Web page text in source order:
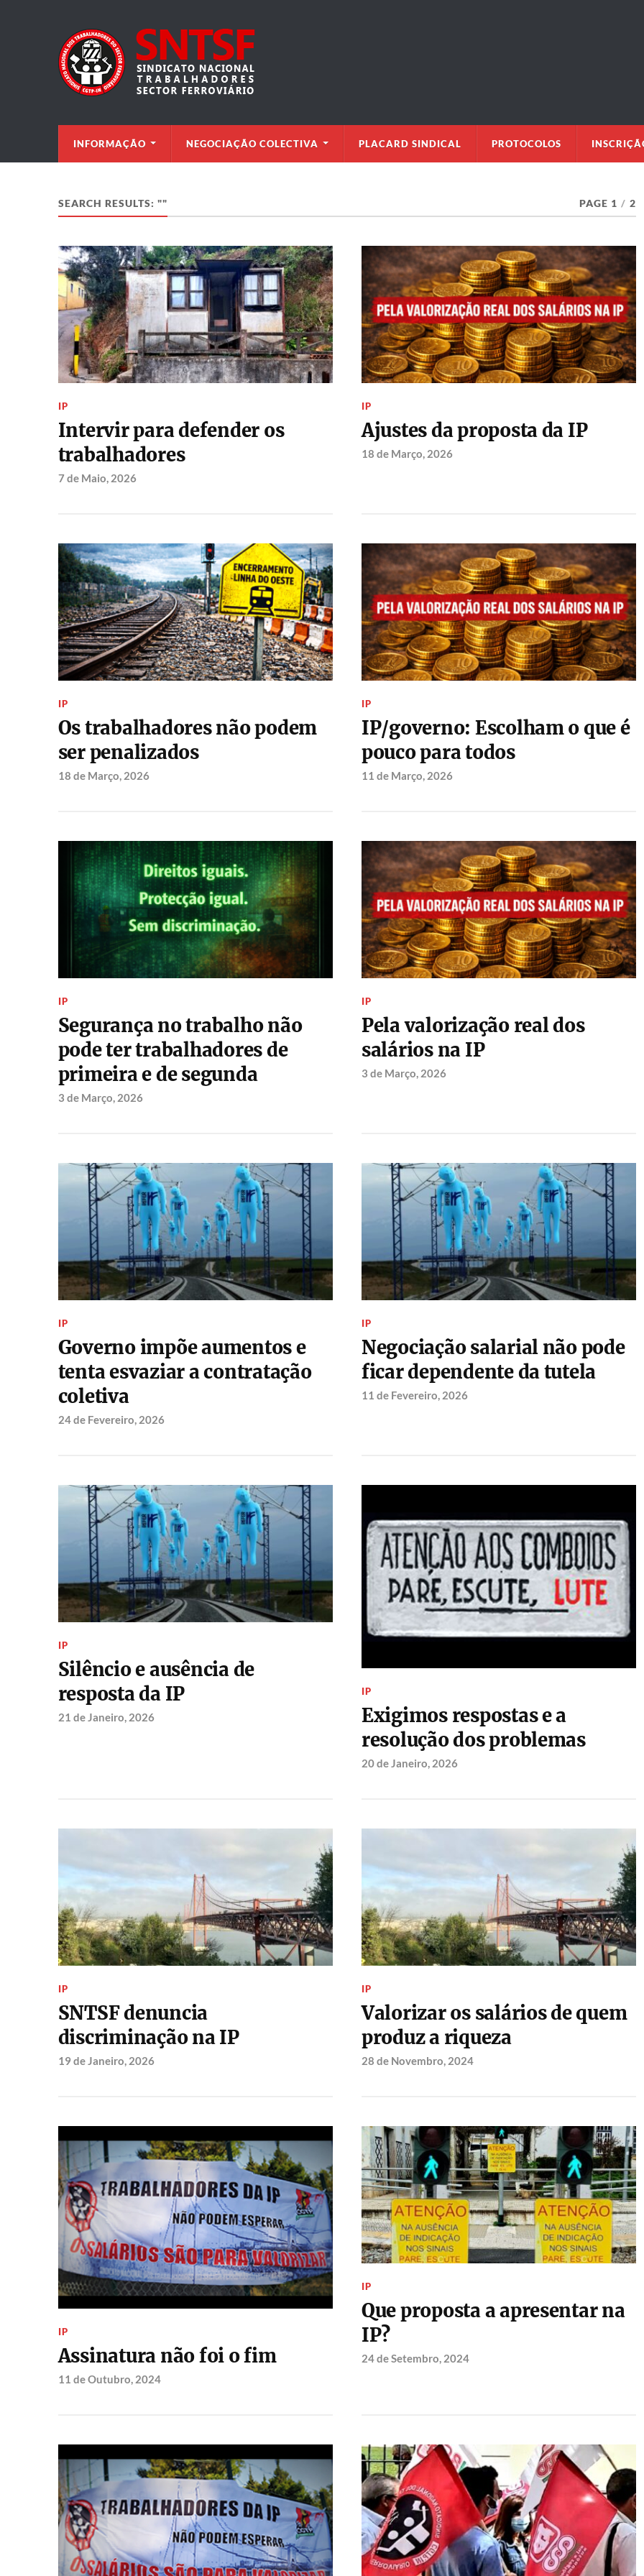
INFORMAÇÃO NEGOCIAÇÃO COLECTIVA PLACARD SINDICAL PROTOCOLOS
SEARCH RESULTS: "" PAGE 1 / 2
IP
Intervir para defender os
trabalhadores
7 de Maio, 2026
IP
Ajustes da proposta da IP
18 de Março, 2026
IP
Os trabalhadores não podem
ser penalizados
18 de Março, 2026
IP
IP/governo: Escolham o que é
pouco para todos
11 de Março, 2026
IP
Segurança no trabalho não
pode ter trabalhadores de
primeira e de segunda
3 de Março, 2026
IP
Pela valorização real dos
salários na IP
3 de Março, 2026
IP
Governo impõe aumentos e
tenta esvaziar a contratação
coletiva
24 de Fevereiro, 2026
IP
Negociação salarial não pode
ficar dependente da tutela
11 de Fevereiro, 2026
IP
Silêncio e ausência de
resposta da IP
21 de Janeiro, 2026
IP
Exigimos respostas e a
resolução dos problemas
20 de Janeiro, 2026
IP
SNTSF denuncia
discriminação na IP
19 de Janeiro, 2026
IP
Valorizar os salários de quem
produz a riqueza
28 de Novembro, 2024
IP
Assinatura não foi o fim
11 de Outubro, 2024
IP
Que proposta a apresentar na
IP?
24 de Setembro, 2024